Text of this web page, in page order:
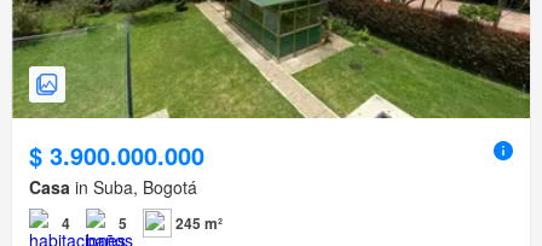
$ 3.900.000.000
Casa in Suba, Bogotá
4 5 245 m²